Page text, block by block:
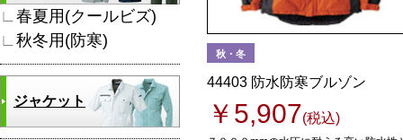
秋・冬
44403 防水防寒ブルゾン
￥5,907(税込)
∟春夏用(クールビズ)
∟秋冬用(防寒)
ジャケット